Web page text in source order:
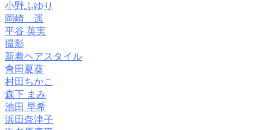
小野ふゆり
岡崎 遥
平谷 英実
撮影
新着ヘアスタイル
會田夏葵
村田ちかこ
森下 まみ
池田 早希
浜田奈津子